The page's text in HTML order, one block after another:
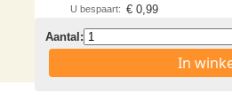
U bespaart: € 0,99
Aantal:
In